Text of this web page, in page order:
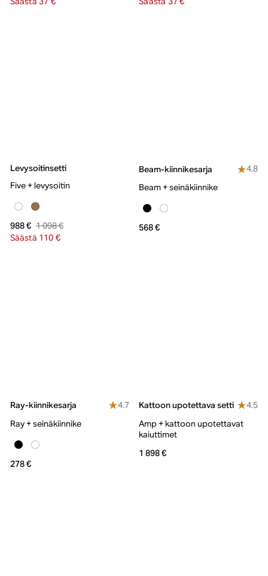
Levysoitinsetti
Five + levysoitin
988 € 1 098 €
Säästä 110 €
Beam-kiinnikesarja
4.8
Beam + seinäkiinnike
568 €
Ray-kiinnikesarja
4.7
Ray + seinäkiinnike
278 €
Kattoon upotettava setti
4.5
Amp + kattoon upotettavat
kaiuttimet
1 898 €